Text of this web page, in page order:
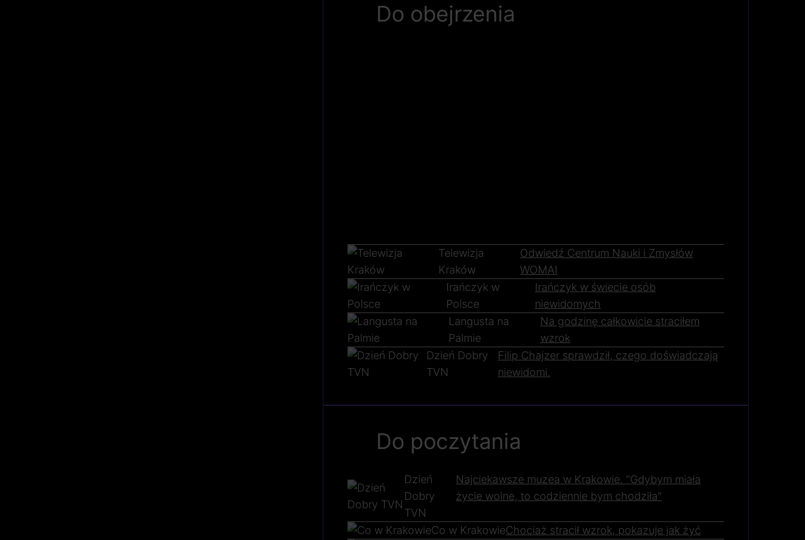
Do obejrzenia
Telewizja
Kraków
Odwiedź Centrum Nauki i Zmysłów
WOMAI
Irańczyk w
Polsce
Irańczyk w świecie osób
niewidomych
Langusta na
Palmie
Na godzinę całkowicie straciłem
wzrok
Dzień Dobry
TVN
Filip Chajzer sprawdził, czego doświadczają
niewidomi.
Do poczytania
Dzień
Dobry
TVN
Najciekawsze muzea w Krakowie. "Gdybym miała
życie wolne, to codziennie bym chodziła"
Co w KrakowieChociaż stracił wzrok, pokazuje jak żyć